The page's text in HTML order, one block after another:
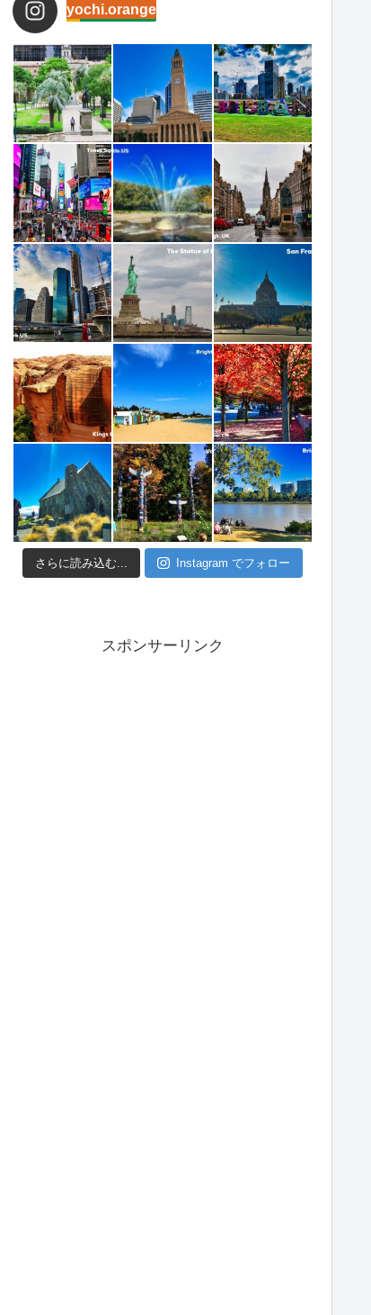
yochi.orange
さらに読み込む... Instagram でフォロー
スポンサーリンク